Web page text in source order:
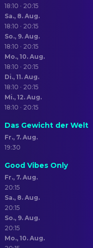
18:10 · 20:15
Sa., 8. Aug.
18:10 · 20:15
So., 9. Aug.
18:10 · 20:15
Mo., 10. Aug.
18:10 · 20:15
Di., 11. Aug.
18:10 · 20:15
Mi., 12. Aug.
18:10 · 20:15
Das Gewicht der Welt
Fr., 7. Aug.
19:30
Good Vibes Only
Fr., 7. Aug.
20:15
Sa., 8. Aug.
20:15
So., 9. Aug.
20:15
Mo., 10. Aug.